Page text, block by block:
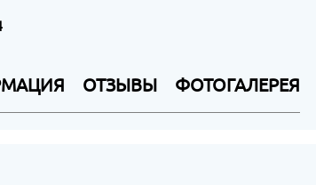
ОТЗЫВЫ ФОТОГАЛЕРЕЯ